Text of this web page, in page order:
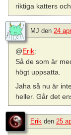
riktiga katters
MJ den 24
@Erik:
Så de som är
högt uppsatta.
Jaha så nu är
heller. Går det
Erik den 25